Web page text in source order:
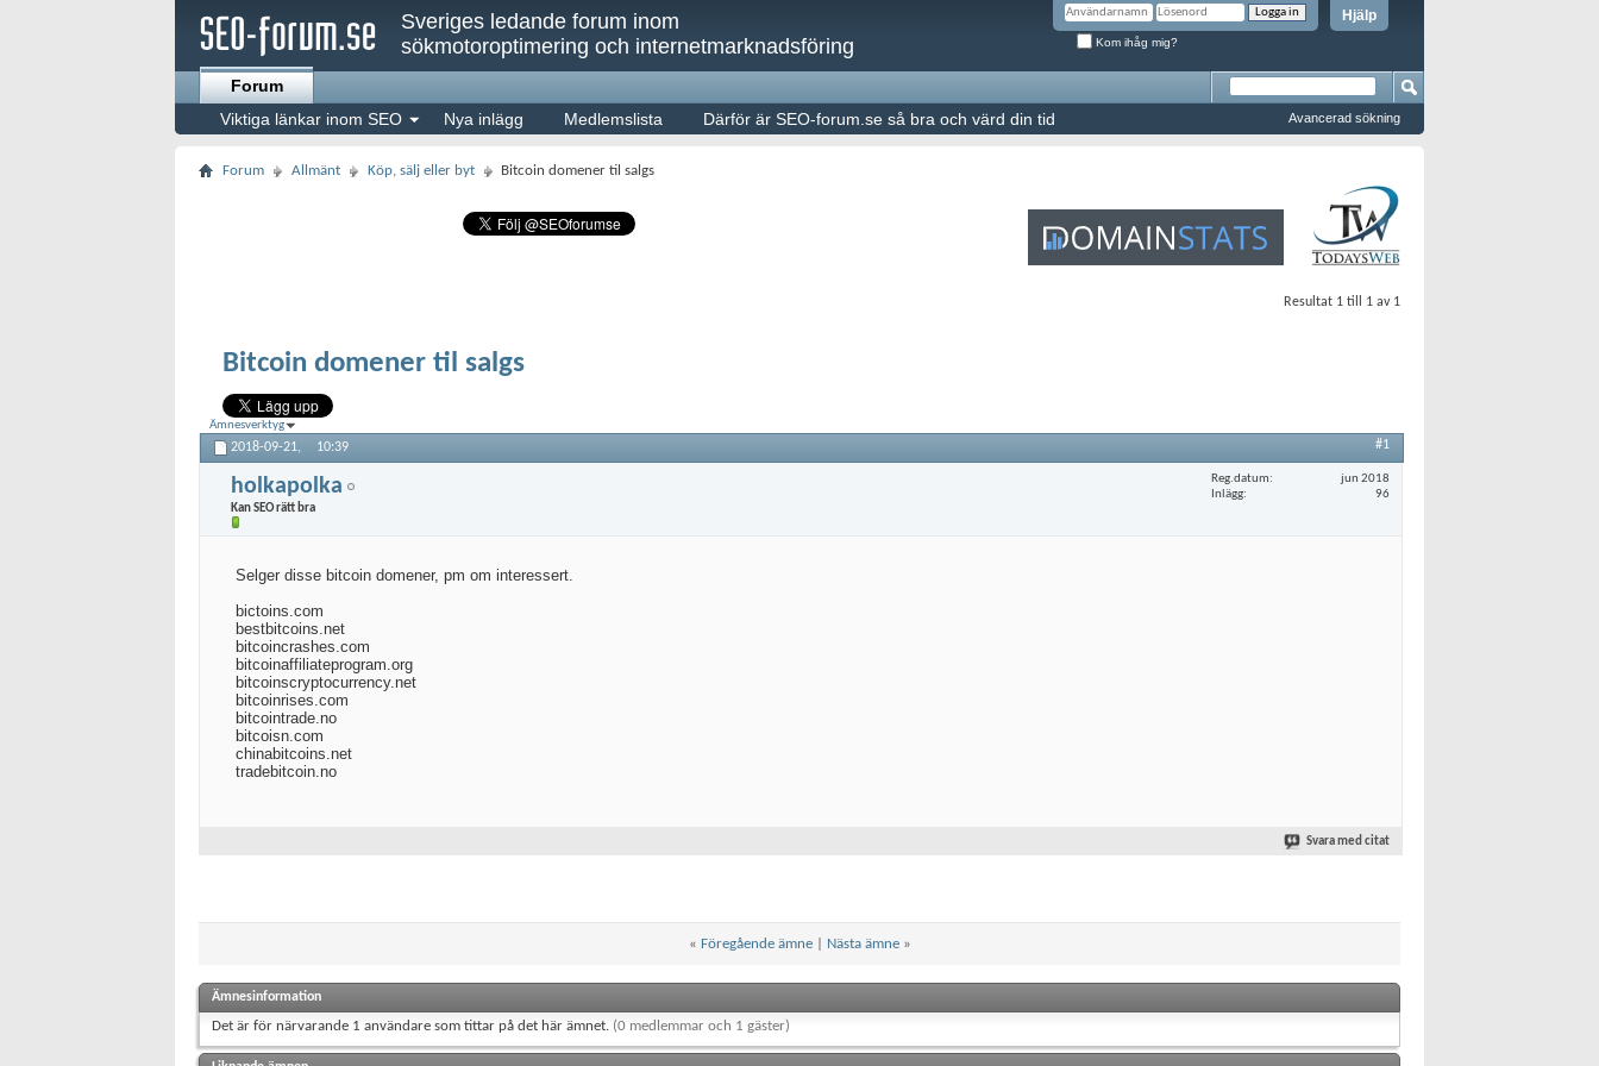
Hjälp
Kom ihåg mig?
Sveriges ledande forum inom
sökmotoroptimering och internetmarknadsföring
Forum
Viktiga länkar inom SEO
Nya inlägg Medlemslista Därför är SEO-forum.se så bra och värd din tid Avancerad sökning
Forum Allmänt Köp, sälj eller byt Bitcoin domener til salgs
Resultat 1 till 1 av 1
Bitcoin domener til salgs
Ämnesverktyg
2018-09-21, 10:39 #1
holkapolka
Kan SEO rätt bra
Reg.datum
jun 2018
Inlägg
96
Selger disse bitcoin domener, pm om interessert.
bictoins.com
bestbitcoins.net
bitcoincrashes.com
bitcoinaffiliateprogram.org
bitcoinscryptocurrency.net
bitcoinrises.com
bitcointrade.no
bitcoisn.com
chinabitcoins.net
tradebitcoin.no
Svara med citat
« Föregående ämne| Nästa ämne »
Ämnesinformation
Det är för närvarande 1 användare som tittar på det här ämnet. (0 medlemmar och 1 gäster)